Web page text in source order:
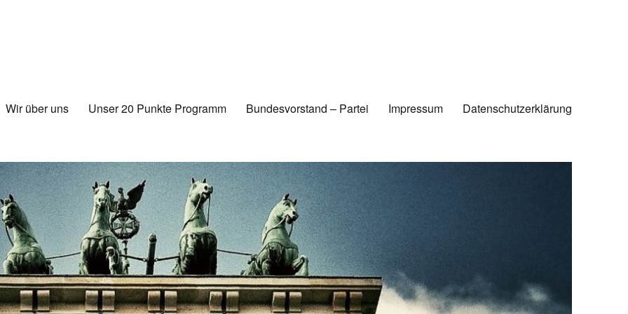
Wir über uns Unser 20 Punkte Programm Bundesvorstand – Partei Impressum Datenschutzerklärung